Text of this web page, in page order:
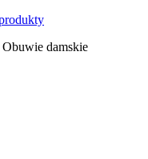
Obuwie damskie